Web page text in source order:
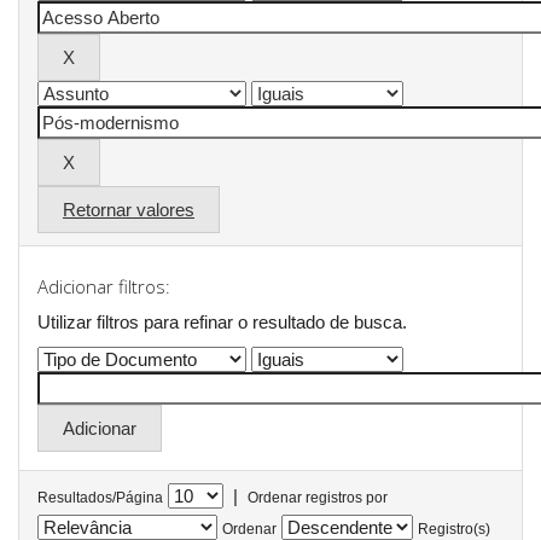
Retornar valores
Adicionar filtros:
Utilizar filtros para refinar o resultado de busca.
Resultados/Página |
Ordenar registros por
Ordenar
Registro(s)